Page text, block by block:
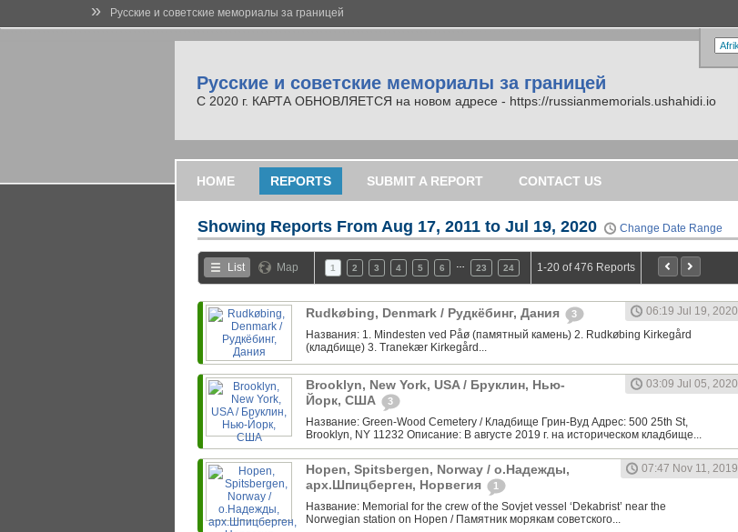
» Русские и советские мемориалы за границей
Русские и советские мемориалы за границей
С 2020 г. КАРТА ОБНОВЛЯЕТСЯ на новом адресе - https://russianmemorials.ushahidi.io
HOME REPORTS SUBMIT A REPORT CONTACT US
Showing Reports From Aug 17, 2011 to Jul 19, 2020 Change Date Range
List Map 1 2 3 4 5 6 23 24 1-20 of 476 Reports
Rudkøbing, Denmark / Рудкёбинг, Дания 3
06:19 Jul 19, 2020
Названия: 1. Mindesten ved Påø (памятный камень) 2. Rudkøbing Kirkegård
(кладбище) 3. Tranekær Kirkegård...
Brooklyn, New York, USA / Бруклин, Нью-
Йорк, США
3
03:09 Jul 05, 2020
Название: Green-Wood Cemetery / Кладбище Грин-Вуд Адрес: 500 25th St,
Brooklyn, NY 11232 Описание: В августе 2019 г. на историческом кладбище...
Hopen, Spitsbergen, Norway / о.Надежды,
арх.Шпицберген, Норвегия
1
07:47 Nov 11, 2019
Название: Memorial for the crew of the Sovjet vessel ‘Dekabrist’ near the
Norwegian station on Hopen / Памятник морякам советского...